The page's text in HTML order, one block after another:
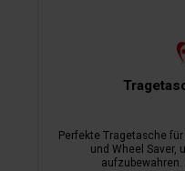
Perfekte Tragetasche
und Wheel Saver,